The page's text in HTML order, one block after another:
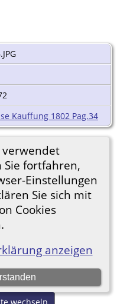
verwendet
Sie fortfahren,
Einstellungen
Sie sich mit
Cookies
anzeigen
Kauffung 1802 Pag.34
... 233 234
... 3028»
© 2001-2026.